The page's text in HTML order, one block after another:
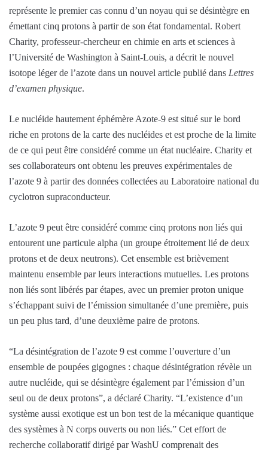
représente le premier cas connu d’un noyau qui se désintègre en
émettant cinq protons à partir de son état fondamental. Robert
Charity, professeur-chercheur en chimie en arts et sciences à
l’Université de Washington à Saint-Louis, a décrit le nouvel
isotope léger de l’azote dans un nouvel article publié dans Lettres
d’examen physique.
Le nucléide hautement éphémère Azote-9 est situé sur le bord
riche en protons de la carte des nucléides et est proche de la limite
de ce qui peut être considéré comme un état nucléaire. Charity et
ses collaborateurs ont obtenu les preuves expérimentales de
l’azote 9 à partir des données collectées au Laboratoire national du
cyclotron supraconducteur.
L’azote 9 peut être considéré comme cinq protons non liés qui
entourent une particule alpha (un groupe étroitement lié de deux
protons et de deux neutrons). Cet ensemble est brièvement
maintenu ensemble par leurs interactions mutuelles. Les protons
non liés sont libérés par étapes, avec un premier proton unique
s’échappant suivi de l’émission simultanée d’une première, puis
un peu plus tard, d’une deuxième paire de protons.
“La désintégration de l’azote 9 est comme l’ouverture d’un
ensemble de poupées gigognes : chaque désintégration révèle un
autre nucléide, qui se désintègre également par l’émission d’un
seul ou de deux protons”, a déclaré Charity. “L’existence d’un
système aussi exotique est un bon test de la mécanique quantique
des systèmes à N corps ouverts ou non liés.” Cet effort de
recherche collaboratif dirigé par WashU comprenait des